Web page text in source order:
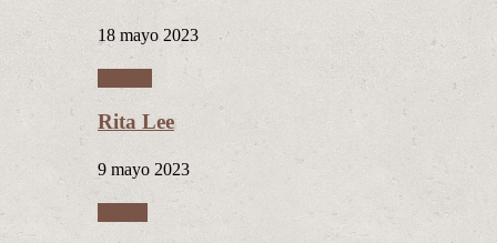
18 mayo 2023
Rita Lee
9 mayo 2023